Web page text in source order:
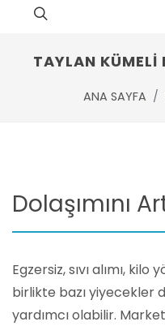
TAYLAN KÜMELİ
ANA SAYFA
Dolaşımını
Egzersiz, sıvı alımı,
birlikte bazı yiyecekler
yardımcı olabilir.